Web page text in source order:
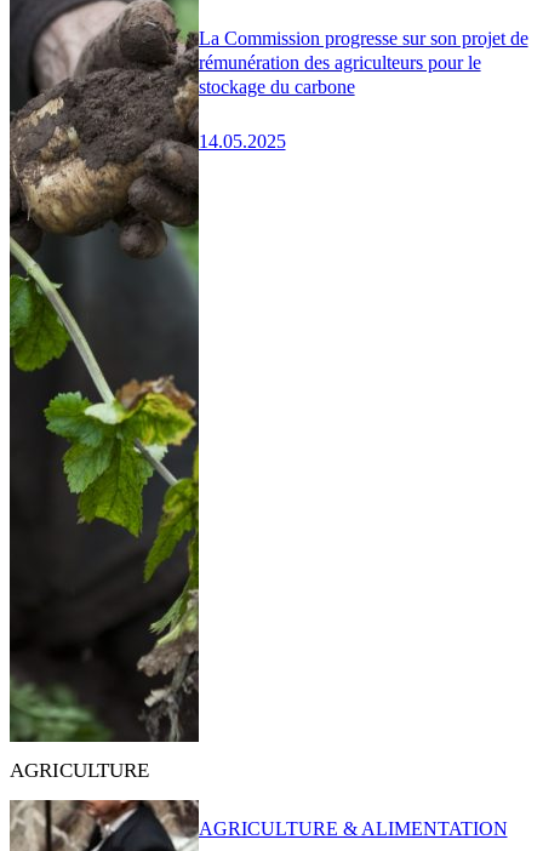
La Commission progresse sur son projet de
rémunération des agriculteurs pour le
stockage du carbone
14.05.2025
AGRICULTURE
AGRICULTURE & ALIMENTATION